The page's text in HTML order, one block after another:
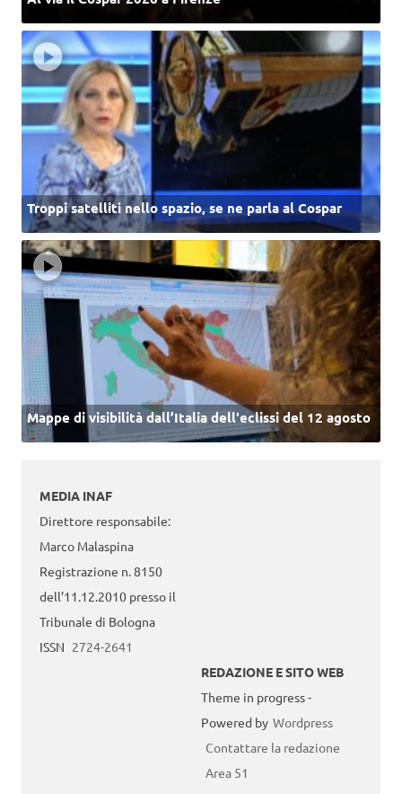
Troppi satelliti nello spazio, se ne parla al Cospar
Mappe di visibilità dall’Italia dell'eclissi del 12 agosto
MEDIA INAF
Direttore responsabile:
Marco Malaspina
Registrazione n. 8150
dell’11.12.2010 presso il
Tribunale di Bologna
ISSN 2724-2641
REDAZIONE E SITO WEB
Theme in progress -
Powered by Wordpress
Contattare la redazione
Area 51